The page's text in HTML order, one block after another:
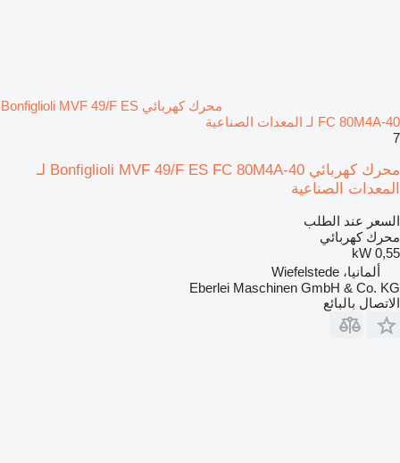
محرك كهربائي Bonfiglioli MVF 49/F ES
FC 80M4A-40 لـ المعدات الصناعية
7
محرك كهربائي Bonfiglioli MVF 49/F ES FC 80M4A-40 لـ
المعدات الصناعية
السعر عند الطلب
محرك كهربائي
0,55 kW
ألمانيا، Wiefelstede
Eberlei Maschinen GmbH & Co. KG
الاتصال بالبائع